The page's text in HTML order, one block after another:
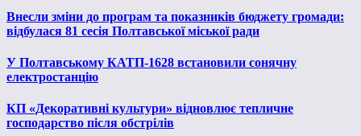
Внесли зміни до програм та показників бюджету громади:
відбулася 81 сесія Полтавської міської ради
У Полтавському КАТП-1628 встановили сонячну
електростанцію
КП «Декоративні культури» відновлює тепличне
господарство після обстрілів